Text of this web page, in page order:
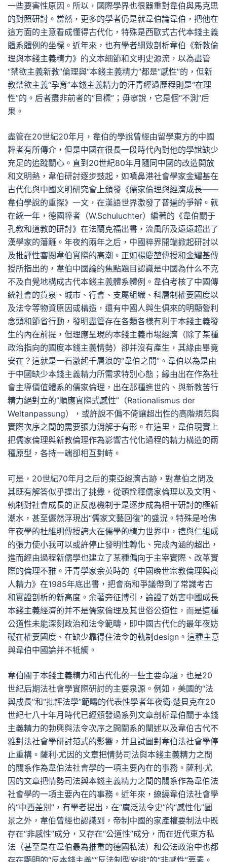
一些要害性原因。所以，國際學界也很器重對韋伯與馬克思
的對照研討。當然，更多的學者仍是就韋伯論韋伯，把他在
這方面的主意看成懂得古代化，特殊是西歐式古代本錢主義
體系體例的坐標。近年來，也有學者細致剖析韋伯《新教倫
理與本錢主義精力》的文本細節和文明史源流，以為盡管
“禁欲主義新教”倫理與“本錢主義精力”都是“感性”的，但新
教禁欲主義“孕育”本錢主義精力的汗青經過歷程則是“在理
性”的。后者盡非前者的“目標”；毋寧說，它是個“不測”后
果。
盡管在20世紀20年月，韋伯的學說曾經由留學東方的中國
粹者有所傳介，但是中國在很長一段時代內對他的學說缺少
充足的追蹤關心。直到20世紀80年月隨同中國的改造開放
和文明熱，韋伯研討逐步鼓起，如噴鼻港社會學家金耀基在
古代化與中國文明研究會上頒發《儒家倫理與經濟成長——
韋伯學說的重探》一文，在漢語世界激發了普遍的爭辯。就
在統一年，德國粹者（W.Schuluchter）編著的《韋伯關于
孔教和道教的研討》在法蘭克福出書，流風所及遠遠超出了
漢學家的藩籬。年夜約兩年之后，中國粹界開端掀起研討以
及批評性審閱韋伯實際的高潮。正如楊慶堃傳授和金耀基傳
授所指出的，韋伯中國論的焦點題目認識是中國為什么不克
不及自覺地構成古代本錢主義體系體例。韋伯考核了中國傳
統社會的貨泉、城市、行會、支屬組織、科層制權要國度以
及法令等物資原因或構造，還有中國人與生俱來的明顯營利
念頭和節省行動，發明盡管存在各類各樣有利于本錢主義發
生的內在前提，但理應呈現的本錢主義市場經濟（除了某種
政治指向的國度本錢主義情勢）卻并沒有產生，其緣由畢竟
安在？這就是一石激起千層浪的“韋伯之問”。韋伯以為是由
于中國缺少本錢主義精力所需求特別心態；緣由出在作為社
會主導價值體系的儒家倫理，出在那種進世的、與新教苦行
精力絕對立的“順應實際式感性”（Rationalismus der
Weltanpassung），或許說不偏不倚讓超出性的高階規范與
實際次序之間的需要張力消解于有形。在這里，韋伯現實上
把儒家倫理與新教倫理作為影響古代化過程的精力構造的兩
種原型，各持一端卻相互對峙。
可是，20世紀70年月之后的東亞經濟古跡，對韋伯之問及
其既有解答似乎提出了挑釁，從頭詮釋儒家倫理以及文明、
軌制對社會成長的正反應機制于是逐步成為相干研討的極新
潮水，甚至儼然浮現出“儒家文藝回復”的盛況。特殊是哈佛
年夜學的杜維明傳授誇大在儒學的精力世界中，禮與仁組成
的張力使小我可以或許停止發明性轉化、完成內涵的超出，
進而經由過程新儒學也建立了某種偏向于主宰實際、改革實
際的倫理不雅。汗青學家余英時的《中國晚世宗教倫理與商
人精力》在1985年底出書，把會商和爭議帶到了常識考古
和實證剖析的新高度。余著旁征博引，論證了妨害中國成長
本錢主義經濟的并不是儒家倫理及其世俗公道性，而是這種
公道性未能深刻政治和法令範疇，即中國古代化的最年夜妨
礙在權要國度、在缺少靠得住法令的軌制design。這種主意
與韋伯中國論并不牴觸。
韋伯關于本錢主義精力和古代化的一些主要命題，也是20
世紀后期法社會學實際研討的主要泉源。例如，美國的“法
與成長”和“批評法學”範疇的代表性學者年夜衛·楚貝克在20
世紀七八十年月時代已經頒發過系列文章剖析韋伯關于本錢
主義精力的勃興與法令次序之間關系的闡述以及韋伯古代不
雅對法社會學研討范式的影響，并且試圖對韋伯法社會學停
止重構。薩利·尤因的文章把情勢司法與本錢主義精力之間
的關系作為韋伯法社會學的一項主要內在的事務。薩利·尤
因的文章把情勢司法與本錢主義精力之間的關系作為韋伯法
社會學的一項主要內在的事務。近年來，繚繞韋伯法社會學
的“中西差別”，有學者提出，在“廣泛法令史”的“感性化”圖
景之外，韋伯曾經也認識到，帝制中國的家產權要制法中既
存在“非感性”成分，又存在“公道性”成分，而在近代東方私
法（甚至是在韋伯最為推重的德國私法）和公法政治中也都
存在顯明的“反本錢主義”“反法制型安排”的“非感性”要素。